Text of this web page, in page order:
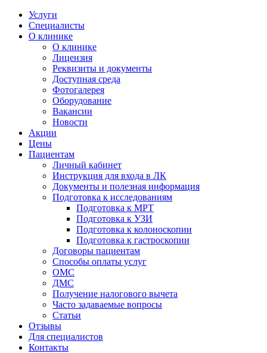
Услуги
Специалисты
О клинике
О клинике
Лицензия
Реквизиты и документы
Доступная среда
Фотогалерея
Оборудование
Вакансии
Новости
Акции
Цены
Пациентам
Личный кабинет
Инструкция для входа в ЛК
Документы и полезная информация
Подготовка к исследованиям
Подготовка к МРТ
Подготовка к УЗИ
Подготовка к колоноскопии
Подготовка к гастроскопии
Договоры пациентам
Способы оплаты услуг
ОМС
ДМС
Получение налогового вычета
Часто задаваемые вопросы
Статьи
Отзывы
Для специалистов
Контакты